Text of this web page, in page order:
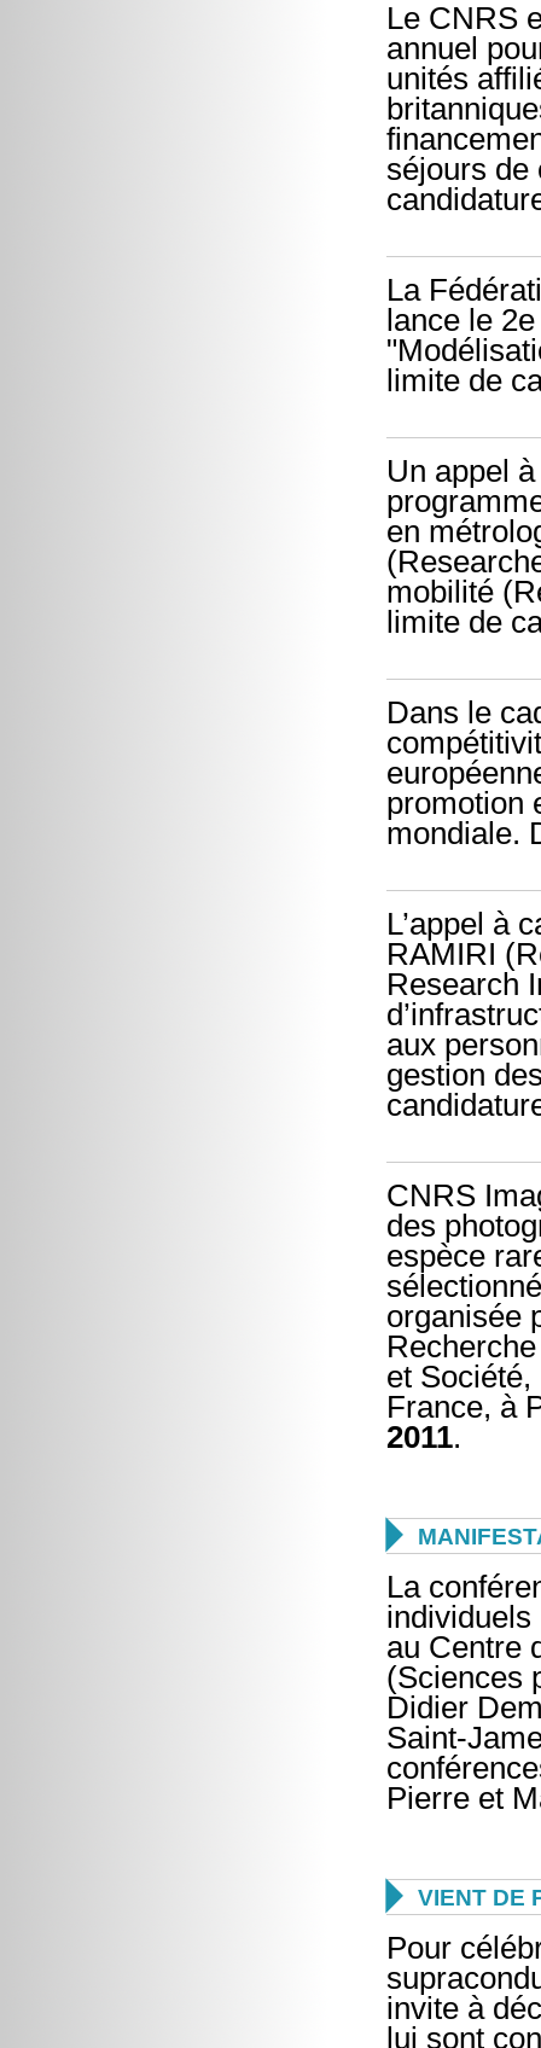
Le CNRS
annuel
unités
séjours de
La
lance le
limite de
Un appel
en
mobilité
limite de
Dans le
promotion
mondiale.
L’appel à
RAMIRI
Research
aux
gestion
CNRS
des
espèce
organisée
et
France, à
2011.

La
individuels
au Centre
(Sciences
Didier
Saint-
Pierre et
 VIENT DE
Pour
invite à
lui sont